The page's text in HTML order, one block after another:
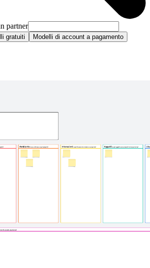
partner
gratuiti
Modelli di account a pagamento